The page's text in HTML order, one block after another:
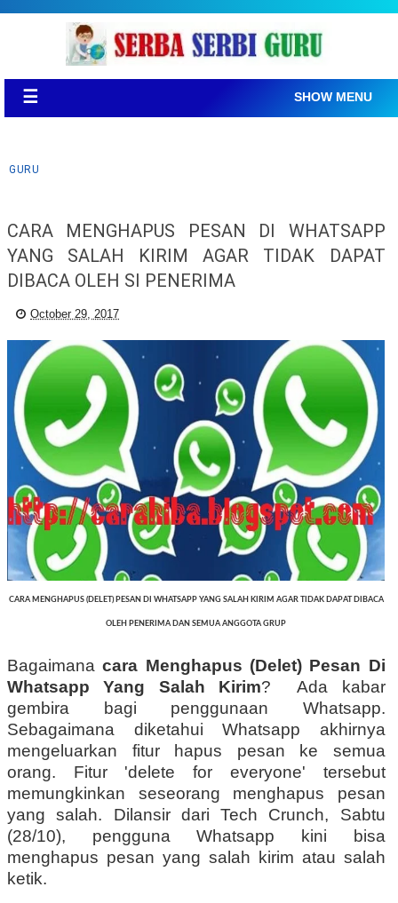
☰ SHOW MENU
GURU
CARA MENGHAPUS PESAN DI WHATSAPP
YANG SALAH KIRIM AGAR TIDAK DAPAT
DIBACA OLEH SI PENERIMA
October 29, 2017
CARA MENGHAPUS (DELET) PESAN DI WHATSAPP YANG SALAH KIRIM AGAR TIDAK DAPAT DIBACA
OLEH PENERIMA DAN SEMUA ANGGOTA GRUP
Bagaimanacara Menghapus (Delet) Pesan Di
Whatsapp Yang Salah Kirim? Ada kabar
gembira bagi penggunaan Whatsapp.
Sebagaimana diketahui Whatsapp akhirnya
mengeluarkan fitur hapus pesan ke semua
orang. Fitur 'delete for everyone' tersebut
memungkinkan seseorang menghapus pesan
yang salah. Dilansir dari Tech Crunch, Sabtu
(28/10), pengguna Whatsapp kini bisa
menghapus pesan yang salah kirim atau salah
ketik.